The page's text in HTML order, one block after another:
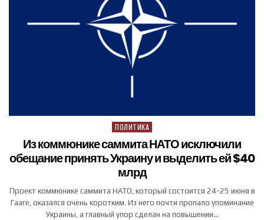
Posted in
ПОЛИТИКА
Из коммюнике саммита НАТО исключили
обещание принять Украину и выделить ей $40
млрд
Проект коммюнике саммита НАТО, который состоится 24-25 июня в
Гааге, оказался очень коротким. Из него почти пропало упоминание
Украины, а главный упор сделан на повышении…